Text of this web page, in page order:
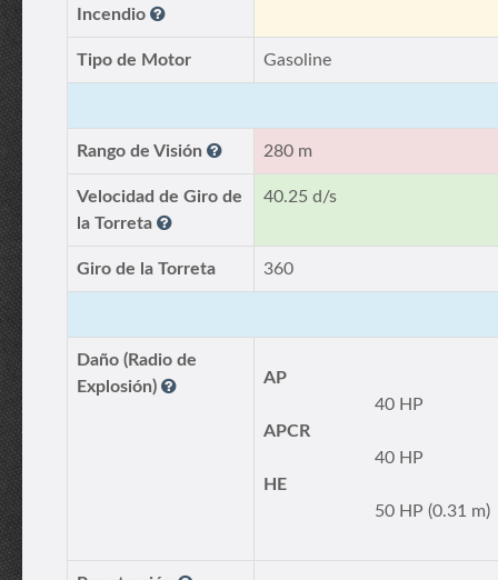
Incendio
Tipo de Motor Gasoline
Rango de Visión 280 m
Velocidad de Giro de
la Torreta
40.25 d/s
Giro de la Torreta 360
Daño (Radio de
Explosión)
AP
40 HP
APCR
40 HP
HE
50 HP (0.31 m)